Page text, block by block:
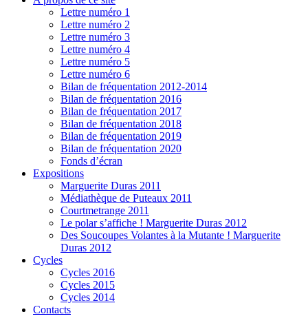
Lettre numéro 1
Lettre numéro 2
Lettre numéro 3
Lettre numéro 4
Lettre numéro 5
Lettre numéro 6
Bilan de fréquentation 2012-2014
Bilan de fréquentation 2016
Bilan de fréquentation 2017
Bilan de fréquentation 2018
Bilan de fréquentation 2019
Bilan de fréquentation 2020
Fonds d’écran
Expositions
Marguerite Duras 2011
Médiathèque de Puteaux 2011
Courtmetrange 2011
Le polar s’affiche ! Marguerite Duras 2012
Des Soucoupes Volantes à la Mutante ! Marguerite
Duras 2012
Cycles
Cycles 2016
Cycles 2015
Cycles 2014
Contacts